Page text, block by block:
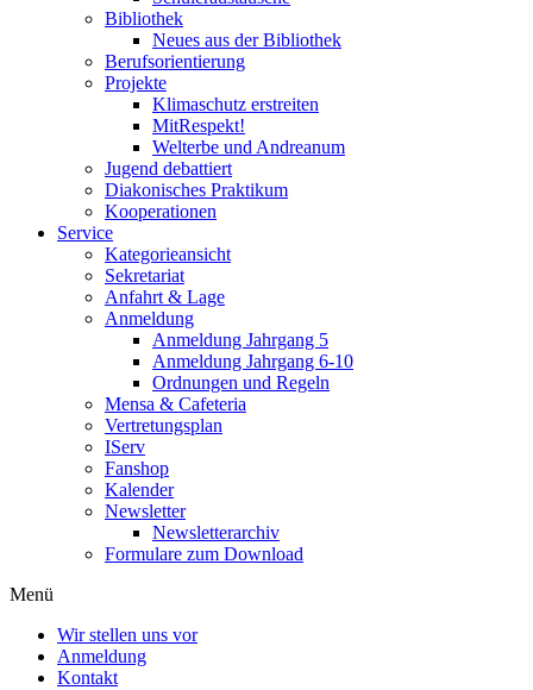
Bibliothek
Neues aus der Bibliothek
Berufsorientierung
Projekte
Klimaschutz erstreiten
MitRespekt!
Welterbe und Andreanum
Jugend debattiert
Diakonisches Praktikum
Kooperationen
Service
Kategorieansicht
Sekretariat
Anfahrt & Lage
Anmeldung
Anmeldung Jahrgang 5
Anmeldung Jahrgang 6-10
Ordnungen und Regeln
Mensa & Cafeteria
Vertretungsplan
IServ
Fanshop
Kalender
Newsletter
Newsletterarchiv
Formulare zum Download
Menü
Wir stellen uns vor
Anmeldung
Kontakt